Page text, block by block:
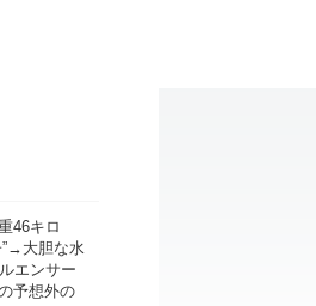
46キロ
”→大胆な水
エンサー
予想外の